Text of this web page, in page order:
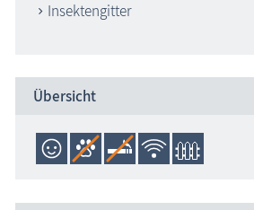
Insektengitter
Übersicht